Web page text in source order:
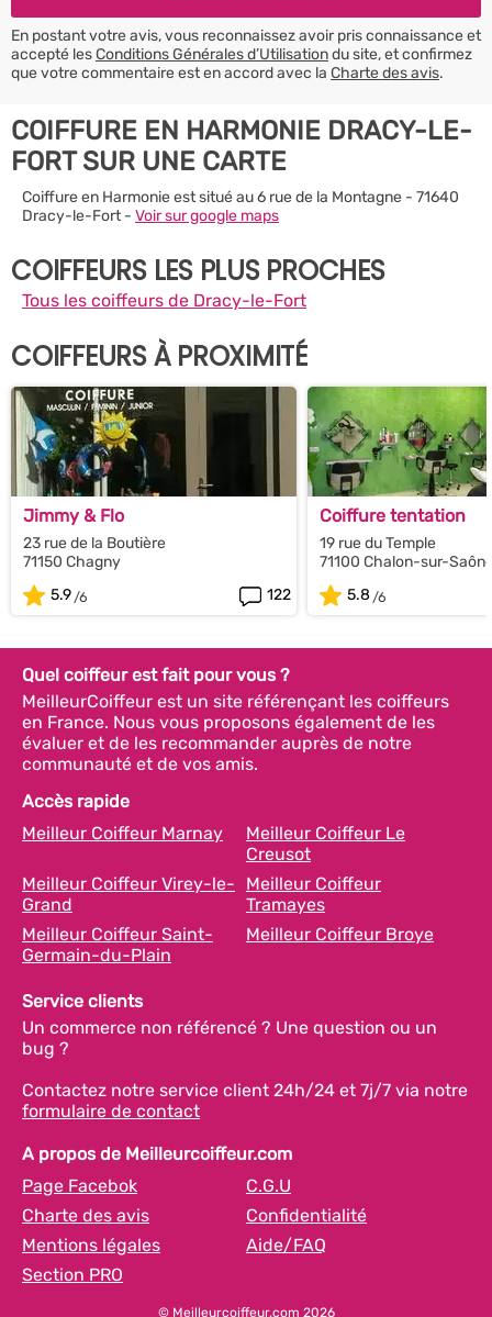
En postant votre avis, vous reconnaissez avoir pris connaissance et
accepté lesConditions Générales d’Utilisationdu site, et confirmez
que votre commentaire est en accord avec la Charte des avis.
COIFFURE EN HARMONIE DRACY-LE-
FORT SUR UNE CARTE
Coiffure en Harmonie est situé au 6 rue de la Montagne - 71640
Dracy-le-Fort - Voir sur google maps
COIFFEURS LES PLUS PROCHES
Tous les coiffeurs de Dracy-le-Fort
COIFFEURS À PROXIMITÉ
Jimmy & Flo
23 rue de la Boutière
71150 Chagny
5.9
122
Coiffure tentation
19 rue du Temple
71100 Chalon-sur-
5.8
Quel coiffeur est fait pour vous ?
MeilleurCoiffeur est un site référençant les coiffeurs
en France. Nous vous proposons également de les
évaluer et de les recommander auprès de notre
communauté et de vos amis.
Accès rapide
Meilleur Coiffeur Marnay
Meilleur Coiffeur Le
Creusot
Meilleur Coiffeur Virey-le-
Grand
Meilleur Coiffeur
Tramayes
Meilleur Coiffeur Saint-
Germain-du-Plain
Meilleur Coiffeur Broye
Service clients
Un commerce non référencé ? Une question ou un
bug ?
Contactez notre service client 24h/24 et 7j/7 via notre
formulaire de contact
A propos de Meilleurcoiffeur.com
Page Facebok
C.G.U
Charte des avis
Confidentialité
Mentions légales
Aide/FAQ
Section PRO
© Meilleurcoiffeur.com 2026